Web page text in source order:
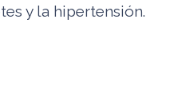
y la hipertensión.